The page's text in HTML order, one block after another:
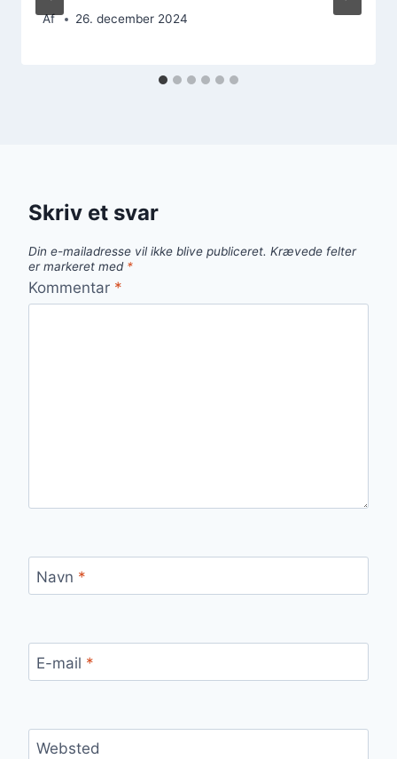
Af 26. december 2024
Skriv et svar
Din e-mailadresse vil ikke blive publiceret. Krævede felter
er markeret med *
Kommentar *
Navn *
E-mail *
Websted